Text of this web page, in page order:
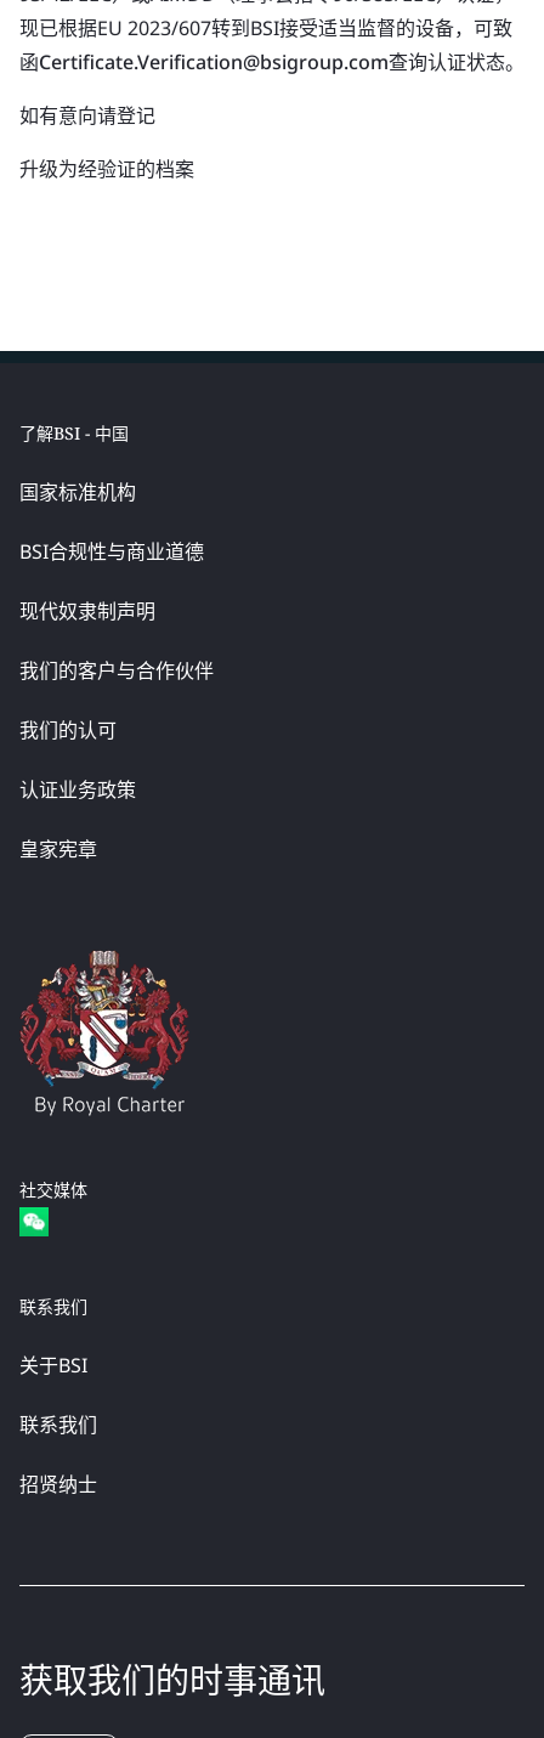
现已根据EU 2023/607转到BSI接受适当监督的设备，可致
函Certificate.Verification@bsigroup.com查询认证状态。
如有意向请登记
升级为经验证的档案
了解BSI - 中国
国家标准机构
BSI合规性与商业道德
现代奴隶制声明
我们的客户与合作伙伴
我们的认可
认证业务政策
皇家宪章
社交媒体
联系我们
关于BSI
联系我们
招贤纳士
获取我们的时事通讯